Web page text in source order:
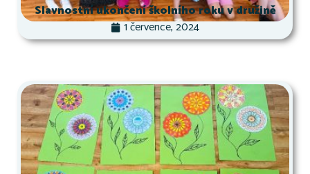
Slavnostní ukončení školního roku v družině
1 července, 2024